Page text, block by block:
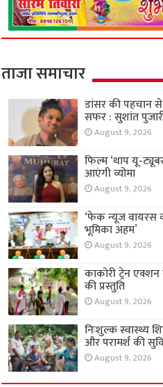
ताजा समाचार
डांसर की पहचान
सफर : सुशांत
August 9, 2026
फिल्म ‘थाप यू-
आएंगी व्योमा
August 9, 2026
‘फेक न्यूज वायरस
भूमिका अहम’
August 9, 2026
काकोरी ट्रेन
की प्रस्तुति
August 9, 2026
निःशुल्क स्वास्थ्य
और परामर्श की
August 9, 2026